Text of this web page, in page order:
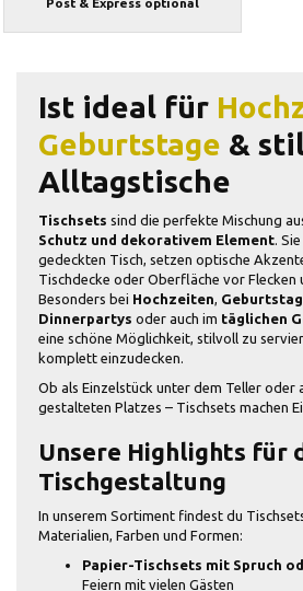
Ist ideal für
Geburtstage &
Alltagstische
Tischsets sind die perfekte Mischung
Schutz und dekorativem Element.
gedeckten Tisch, setzen optische
Tischdecke oder Oberfläche vor Flecken
Besonders bei Hochzeiten,
Dinnerpartys oder auch im täglichen
eine schöne Möglichkeit, stilvoll zu
komplett einzudecken.
Ob als Einzelstück unter dem Teller oder
gestalteten Platzes – Tischsets machen
Unsere Highlights für
Tischgestaltung
In unserem Sortiment findest du
Materialien, Farben und Formen:
Papier-Tischsets mit Spruch
Feiern mit vielen Gästen